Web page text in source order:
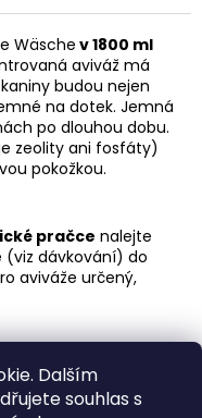
Dalším
souhlas s
Wäsche v 1800 ml
aviváž má
budou nejen
na dotek. Jemná
po dlouhou dobu.
zeolity ani fosfáty)
pokožkou.
pračce nalejte
(viz dávkování) do
aviváže určený,